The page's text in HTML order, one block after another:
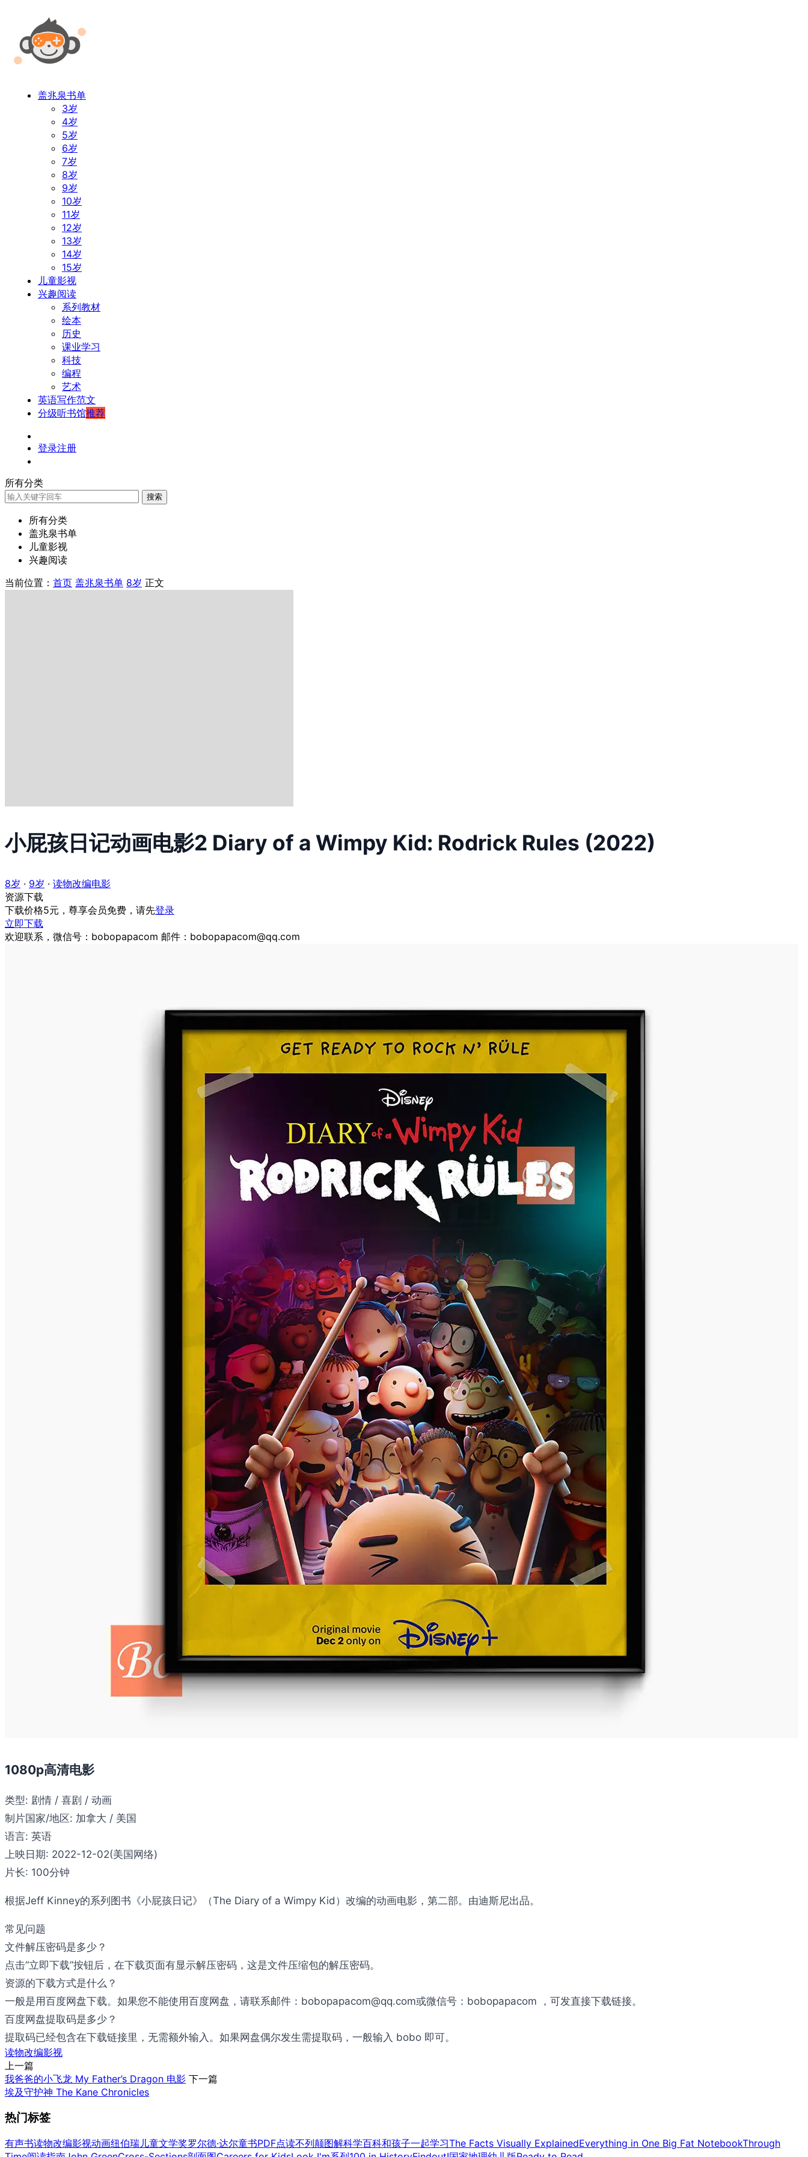
盖兆泉书单
3岁
4岁
5岁
6岁
7岁
8岁
9岁
10岁
11岁
12岁
13岁
14岁
15岁
儿童影视
兴趣阅读
系列教材
绘本
历史
课业学习
科技
编程
艺术
英语写作范文
分级听书馆推荐
登录注册
所有分类
搜索
所有分类
盖兆泉书单
儿童影视
兴趣阅读
当前位置： 首页 盖兆泉书单 8岁 正文
小屁孩日记动画电影2 Diary of a Wimpy Kid: Rodrick Rules (2022)
8岁 · 9岁 · 读物改编电影
资源下载
下载价格5元，尊享会员免费，请先登录
立即下载
欢迎联系，微信号：bobopapacom 邮件：bobopapacom@qq.com
1080p高清电影
类型: 剧情 / 喜剧 / 动画
制片国家/地区: 加拿大 / 美国
语言: 英语
上映日期: 2022-12-02(美国网络)
片长: 100分钟
根据Jeff Kinney的系列图书《小屁孩日记》（The Diary of a Wimpy Kid）改编的动画电影，第二部。由迪斯尼出品。
常见问题
文件解压密码是多少？
点击“立即下载”按钮后，在下载页面有显示解压密码，这是文件压缩包的解压密码。
资源的下载方式是什么？
一般是用百度网盘下载。如果您不能使用百度网盘，请联系邮件：bobopapacom@qq.com或微信号：bobopapacom ，可发直接下载链接。
百度网盘提取码是多少？
提取码已经包含在下载链接里，无需额外输入。如果网盘偶尔发生需提取码，一般输入 bobo 即可。
读物改编影视
上一篇
我爸爸的小飞龙 My Father’s Dragon 电影 下一篇
埃及守护神 The Kane Chronicles
热门标签
有声书读物改编影视动画纽伯瑞儿童文学奖罗尔德·达尔童书PDF点读不列颠图解科学百科和孩子一起学习The Facts Visually ExplainedEverything in One Big Fat NotebookThrough